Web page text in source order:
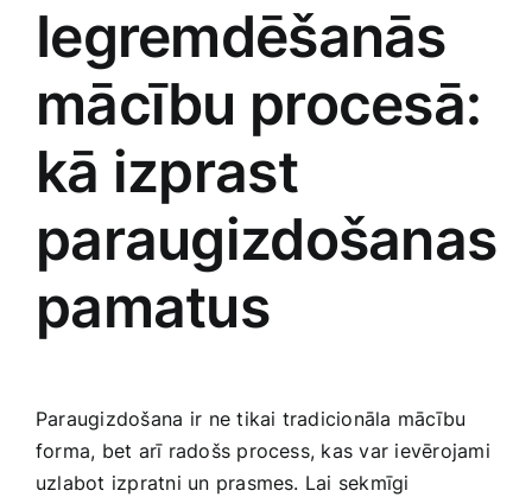
Zoo preces
Iegremdēšanās
mācību‍ procesā:⁣
kā izprast
paraugizdošanas
pamatus
Paraugizdošana ir ⁣ne tikai tradicionāla mācību
forma, bet ​arī radošs process, kas var​ ievērojami
uzlabot izpratni un prasmes. Lai sekmīgi